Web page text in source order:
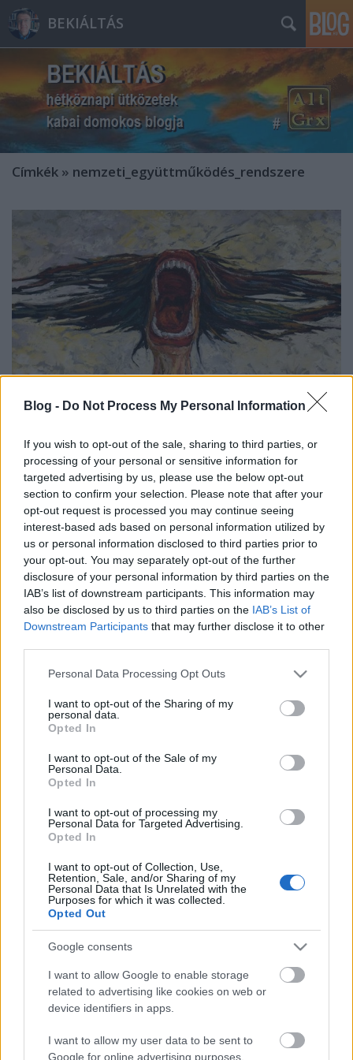
Blog - Do Not Process My Personal Information
If you wish to opt-out of the sale, sharing to third parties, or
processing of your personal or sensitive information for
targeted advertising by us, please use the below opt-out
section to confirm your selection. Please note that after your
opt-out request is processed you may continue seeing
interest-based ads based on personal information utilized by
us or personal information disclosed to third parties prior to
your opt-out. You may separately opt-out of the further
disclosure of your personal information by third parties on the
IAB’s list of downstream participants. This information may
also be disclosed by us to third parties on the IAB’s List of
Downstream Participants that may further disclose it to other
Please note that this website/app uses one or more Google
not limited to your visit or usage behaviour. You may click to
grant or deny consent to Google and its third-party tags to
use your data for below specified purposes in below Google
consent section.
Personal Data Processing Opt Outs
I want to opt-out of the Sharing of my
personal data.
Opted In
I want to opt-out of the Sale of my
Personal Data.
Opted In
I want to opt-out of processing my
Personal Data for Targeted Advertising.
Opted In
I want to opt-out of Collection, Use,
Retention, Sale, and/or Sharing of my
Personal Data that Is Unrelated with the
Purposes for which it was collected.
Opted Out
Google consents
I want to allow Google to enable storage
related to advertising like cookies on web or
device identifiers in apps.
I want to allow my user data to be sent to
Google for online advertising purposes.
BEKIÁLTÁS
Címkék » nemzeti_együttműködés_rendszere
BEKIÁLTÁS: Ha nem értenek,
nemzetellenes vagy!
Kabai Domokos Lajos 2020. február 03.
A tanárok szerint a kormány oktatási terve
megfosztja a gyerekeket a mai világ megértésének
lehetőségétől. „Ha nem tiszteled önmagad, másokat
sem tisztelhetsz” – olvasom egy internetes, orosz
képzőművészeti oldalon egy bizonyos Szergej
Ignatyev mondatát. Hosszabb posztjában arról
elmélkedik,…
Nyomul a propaganda, gyengül az
ország